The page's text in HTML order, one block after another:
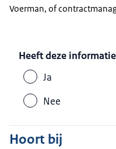
Voerman, of
Heeft deze
Ja
Nee
Hoort bij